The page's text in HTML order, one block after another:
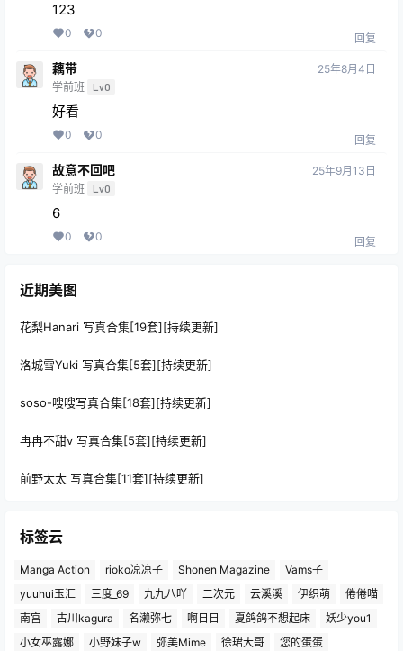
123
0 0 回复
藕带
学前班 Lv0
25年8月4日
好看
0 0 回复
故意不回吧
学前班 Lv0
25年9月13日
6
0 0 回复
近期美图
花梨Hanari 写真合集[19套][持续更新]
洛城雪Yuki 写真合集[5套][持续更新]
soso-嗖嗖写真合集[18套][持续更新]
冉冉不甜v 写真合集[5套][持续更新]
前野太太 写真合集[11套][持续更新]
标签云
Manga Action rioko凉凉子 Shonen Magazine
Vams子
yuuhui玉汇
三度_69 九九八吖 二次元 云溪溪 伊织萌
倦倦喵
南宫
古川kagura 名濑弥七 啊日日 夏鸽鸽不想起床
妖少you1
小女巫露娜
小野妹子w 弥美Mime 徐珺大哥 您的蛋蛋